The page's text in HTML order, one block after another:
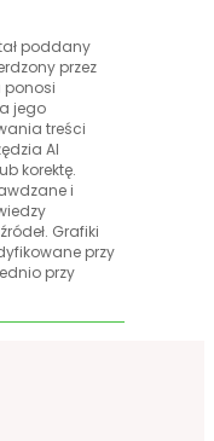
poddany
przez
ponosi
jego
treści
AI
korektę.
i
Grafiki
przy
przy